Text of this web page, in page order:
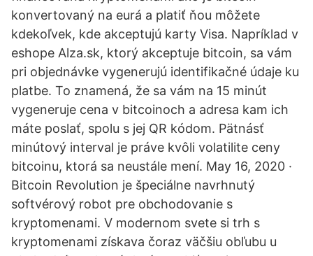
konvertovaný na eurá a platiť ňou môžete
kdekoľvek, kde akceptujú karty Visa. Napríklad v
eshope Alza.sk, ktorý akceptuje bitcoin, sa vám
pri objednávke vygenerujú identifikačné údaje ku
platbe. To znamená, že sa vám na 15 minút
vygeneruje cena v bitcoinoch a adresa kam ich
máte poslať, spolu s jej QR kódom. Pätnásť
minútový interval je práve kvôli volatilite ceny
bitcoinu, ktorá sa neustále mení. May 16, 2020 ·
Bitcoin Revolution je špeciálne navrhnutý
softvérový robot pre obchodovanie s
kryptomenami. V modernom svete si trh s
kryptomenami získava čoraz väčšiu obľubu u